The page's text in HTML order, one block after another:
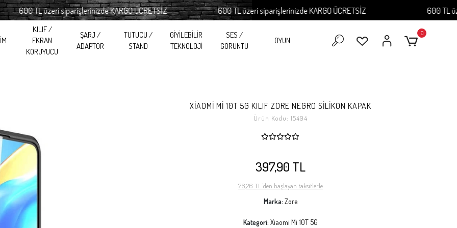
600 TL üzeri siparişlerinizde KARGO ÜCRETSİZ 600 TL üzeri siparişlerinizde KARGO ÜCRETSİZ 600 TL üzeri
KILIF /
EKRAN
KORUYUCU
ŞARJ /
ADAPTÖR
TUTUCU /
STAND
GİYİLEBİLİR
TEKNOLOJİ
SES /
GÖRÜNTÜ
OYUN
0
XİAOMİ Mİ 10T 5G KILIF ZORE NEGRO SİLİKON KAPAK
Ürün Kodu: 15494
397,90 TL
76,26 TL 'den başlayan taksitlerle
Marka: Zore
Kategori: Xiaomi Mi 10T 5G